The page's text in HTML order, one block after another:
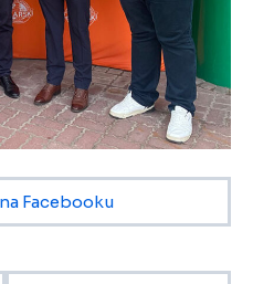
Facebooku